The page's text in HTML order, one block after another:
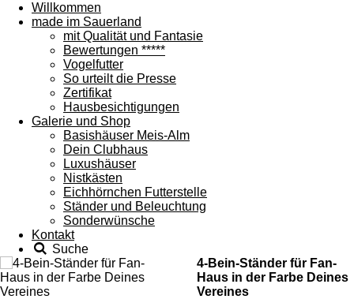
Willkommen
made im Sauerland
mit Qualität und Fantasie
Bewertungen *****
Vogelfutter
So urteilt die Presse
Zertifikat
Hausbesichtigungen
Galerie und Shop
Basishäuser Meis-Alm
Dein Clubhaus
Luxushäuser
Nistkästen
Eichhörnchen Futterstelle
Ständer und Beleuchtung
Sonderwünsche
Kontakt
Suche
4-Bein-Ständer für Fan-
Haus in der Farbe Deines
Vereines